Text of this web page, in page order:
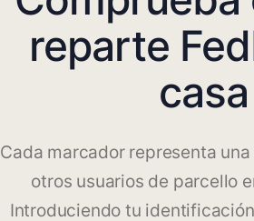
reparte
casa
Cada marcador representa
otros usuarios de parcello
Introduciendo tu